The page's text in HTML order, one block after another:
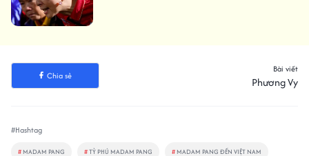
Chia sẻ
Bài viết
Phương Vy
#Hashtag
# MADAM PANG #TỶ PHÚ MADAM PANG # MADAM PANG ĐẾN VIỆT NAM